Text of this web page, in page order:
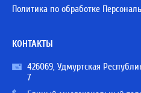
Политика по обработке
КОНТАКТЫ
426069, Удмуртская
7